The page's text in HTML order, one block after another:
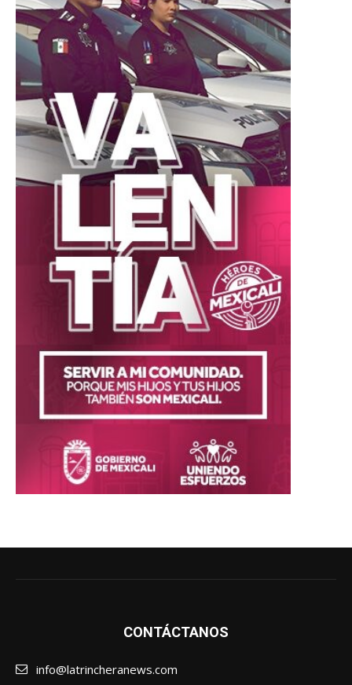
CONTÁCTANOS
info@latrincheranews.com